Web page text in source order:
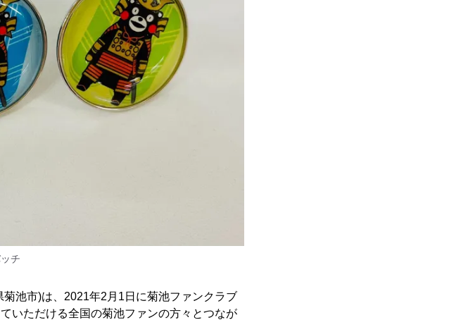
チ
池市)は、2021年2月1日に菊池ファンクラブ
いただける全国の菊池ファンの方々とつなが